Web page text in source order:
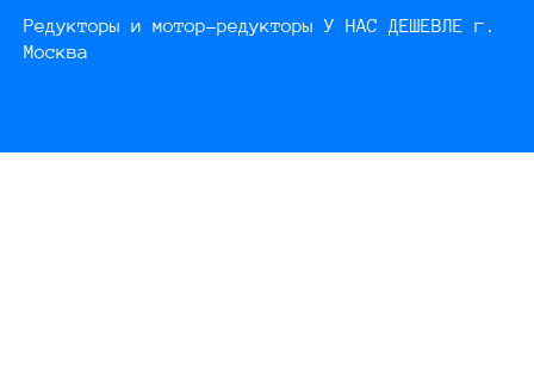
Редукторы и мотор-редукторы У НАС ДЕШЕВЛЕ г.
Москва